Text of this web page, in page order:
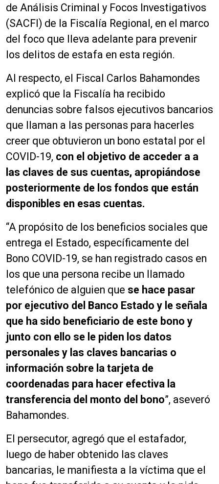
de Análisis Criminal y Focos Investigativos
(SACFI) de la Fiscalía Regional, en el marco
del foco que lleva adelante para prevenir
los delitos de estafa en esta región.
Al respecto, el Fiscal Carlos Bahamondes
explicó que la Fiscalía ha recibido
denuncias sobre falsos ejecutivos bancarios
que llaman a las personas para hacerles
creer que obtuvieron un bono estatal por el
COVID-19, con el objetivo de acceder a a
las claves de sus cuentas, apropiándose
posteriormente de los fondos que están
disponibles en esas cuentas.
“A propósito de los beneficios sociales que
entrega el Estado, específicamente del
Bono COVID-19, se han registrado casos en
los que una persona recibe un llamado
telefónico de alguien que se hace pasar
por ejecutivo del Banco Estado y le señala
que ha sido beneficiario de este bono y
junto con ello se le piden los datos
personales y las claves bancarias o
información sobre la tarjeta de
coordenadas para hacer efectiva la
transferencia del monto del bono”, aseveró
Bahamondes.
El persecutor, agregó que el estafador,
luego de haber obtenido las claves
bancarias, le manifiesta a la víctima que el